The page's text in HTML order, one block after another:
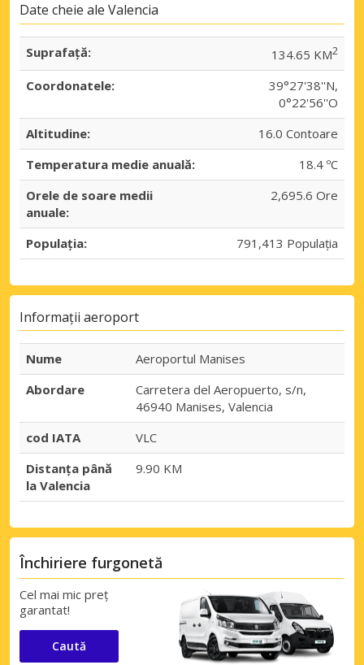
Date cheie ale Valencia
Suprafaţă: 134.65 KM2
Coordonatele:
39°27'38''N,
0°22'56''O
Altitudine:
16.0 Contoare
Temperatura medie anuală:
18.4 ºC
Orele de soare medii
anuale:
2,695.6 Ore
Populația: 791,413 Populația
Informații aeroport
Nume
Aeroportul Manises
Abordare
Carretera del Aeropuerto, s/n,
46940 Manises, Valencia
cod IATA
VLC
Distanța până
la Valencia
9.90 KM
Închiriere furgonetă
Cel mai mic preț
garantat!
Caută